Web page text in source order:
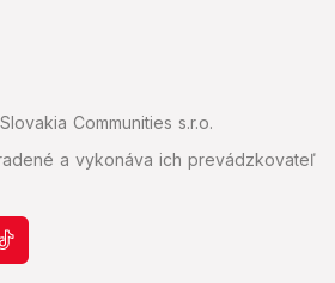
Communities s.r.o.
a vykonáva ich prevádzkovateľ